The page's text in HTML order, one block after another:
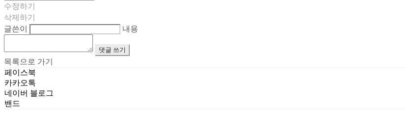
수정하기
삭제하기
글쓴이
내용
댓글 쓰기
목록으로 가기
페이스북
카카오톡
네이버 블로그
밴드